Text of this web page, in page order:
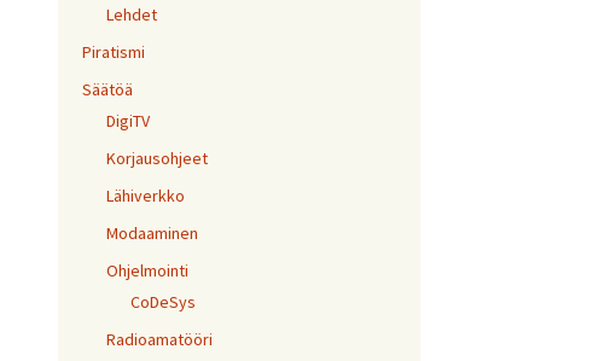
Lehdet
Piratismi
Säätöä
DigiTV
Korjausohjeet
Lähiverkko
Modaaminen
Ohjelmointi
CoDeSys
Radioamatööri